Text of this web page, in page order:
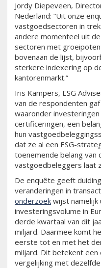
Jordy Diepeveen,
Nederland: “Uit onze
vastgoedsectoren in
andere momenteel uit
sectoren met
bovenaan de lijst,
sterkere indexering op
kantorenmarkt.”
Iris Kampers, ESG
van de respondenten
waaronder
certificeringen, een
hun
dat ze al een ESG-
toenemende belang van
vastgoedbeleggers laat
De enquête geeft
veranderingen in
onderzoek wijst
investeringsvolume in
derde kwartaal van dit
miljard. Daarmee komt
eerste tot en met het
miljard. Dit betekent een
vergelijking met